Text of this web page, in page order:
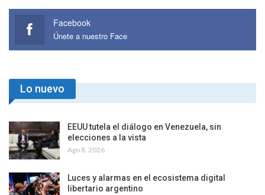
Facebook
Únete a nuestro Face
Lo nuevo
EEUU tutela el diálogo en Venezuela, sin
elecciones a la vista
Ago 8, 2026
Luces y alarmas en el ecosistema digital
libertario argentino